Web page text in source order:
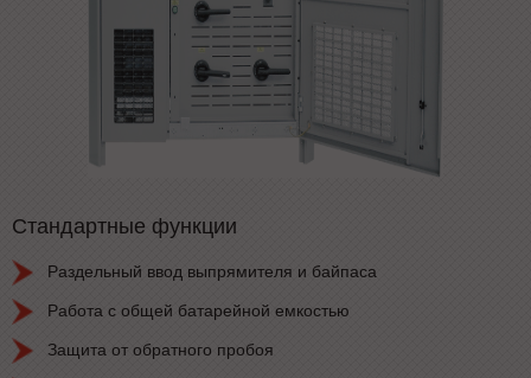
Стандартные функции
Раздельный ввод выпрямителя и байпаса
Работа с общей батарейной емкостью
Защита от обратного пробоя